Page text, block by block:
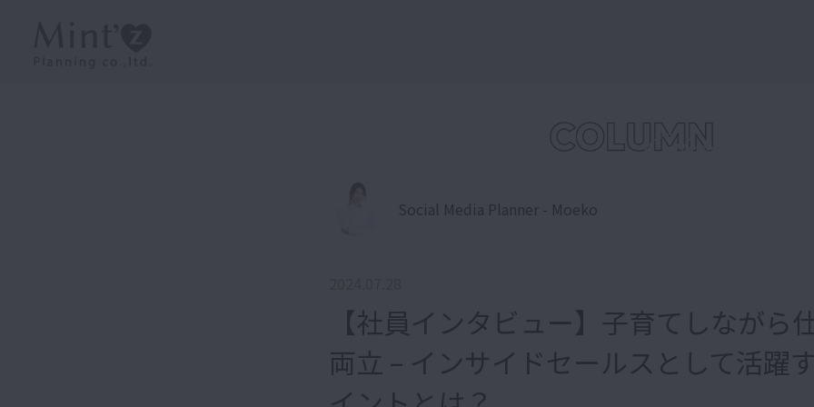
Social Media Planner - Moeko
【社員インタビュー】子育てしながら
両立 – インサイドセールスとして活躍